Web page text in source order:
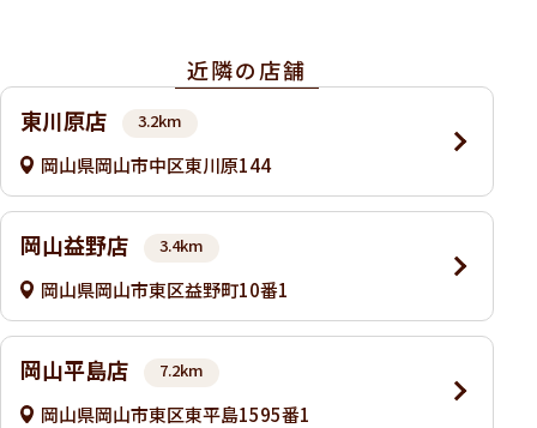
近隣の店舗
東川原店
3.2km
岡山県岡山市中区東川原144
岡山益野店 3.4km
岡山県岡山市東区益野町10番1
岡山平島店 7.2km
岡山県岡山市東区東平島1595番1